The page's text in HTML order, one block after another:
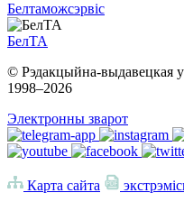
Белтаможсэрвіс
БелТА
© Рэдакцыйна-выдавецкая
1998–2026
Электронны зварот
Карта сайта